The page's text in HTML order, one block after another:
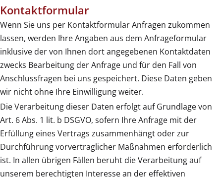
Kontaktformular
Wenn Sie uns per Kontaktformular Anfragen zukommen
lassen, werden Ihre Angaben aus dem Anfrageformular
inklusive der von Ihnen dort angegebenen Kontaktdaten
zwecks Bearbeitung der Anfrage und für den Fall von
Anschlussfragen bei uns gespeichert. Diese Daten geben
wir nicht ohne Ihre Einwilligung weiter.
Die Verarbeitung dieser Daten erfolgt auf Grundlage von
Art. 6 Abs. 1 lit. b DSGVO, sofern Ihre Anfrage mit der
Erfüllung eines Vertrags zusammenhängt oder zur
Durchführung vorvertraglicher Maßnahmen erforderlich
ist. In allen übrigen Fällen beruht die Verarbeitung auf
unserem berechtigten Interesse an der effektiven